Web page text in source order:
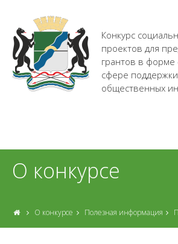
Конкурс
проектов для
грантов в форме
сфере поддержки
общественных
О конкурсе
О конкурсе Полезная информация